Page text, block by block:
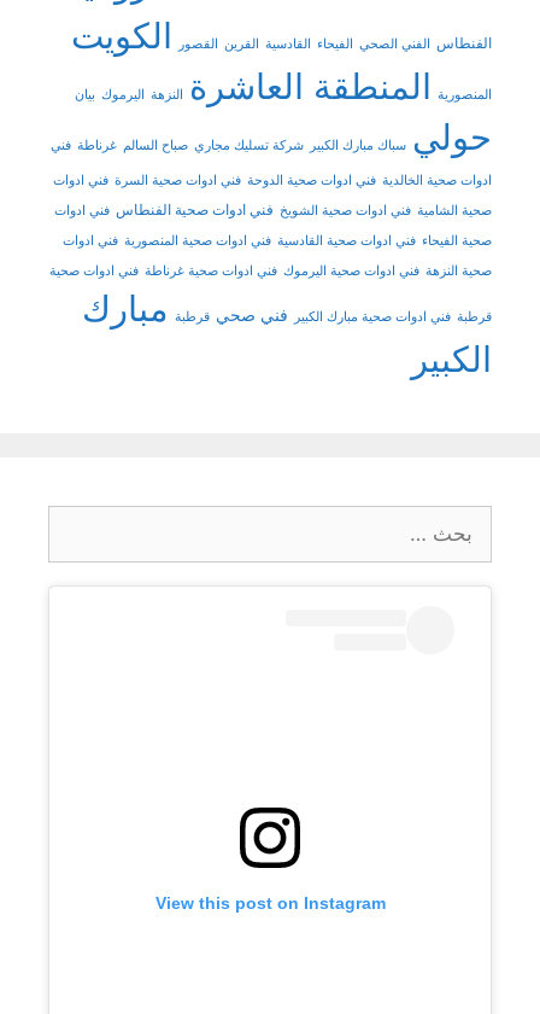
الفنطاس الفني الصحي الفيحاء القادسية القرين القصور الكويت
المنصورية المنطقة العاشرة النزهة اليرموك بيان
حولي سباك مبارك الكبير شركة تسليك مجاري صباح السالم غرناطة فني
ادوات صحية الخالدية فني ادوات صحية الدوحة فني ادوات صحية السرة فني ادوات
صحية الشامية فني ادوات صحية الشويخ فني ادوات صحية الفنطاس فني ادوات
صحية الفيحاء فني ادوات صحية القادسية فني ادوات صحية المنصورية فني ادوات
صحية النزهة فني ادوات صحية اليرموك فني ادوات صحية غرناطة فني ادوات صحية
قرطبة فني ادوات صحية مبارك الكبير فني صحي قرطبة مبارك
الكبير
عن:
View this post on Instagram